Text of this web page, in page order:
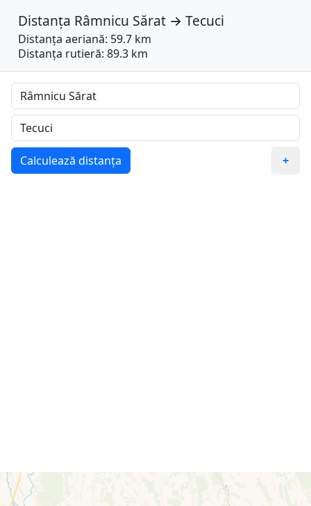
Distanța Râmnicu Sărat → Tecuci
Distanța aeriană: 59.7 km
Distanța rutieră: 89.3 km
Calculează distanța +